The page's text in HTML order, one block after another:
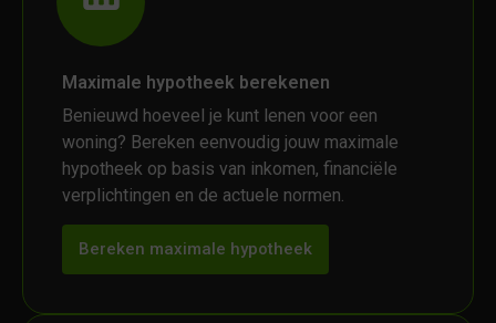
Maximale hypotheek berekenen
Benieuwd hoeveel je kunt lenen voor een
woning? Bereken eenvoudig jouw maximale
hypotheek op basis van inkomen, financiële
verplichtingen en de actuele normen.
Bereken maximale hypotheek